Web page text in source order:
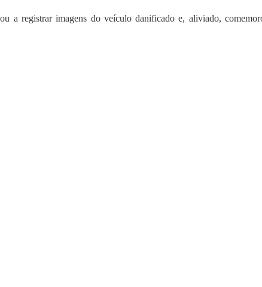
a registrar imagens do veículo danificado e, aliviado,